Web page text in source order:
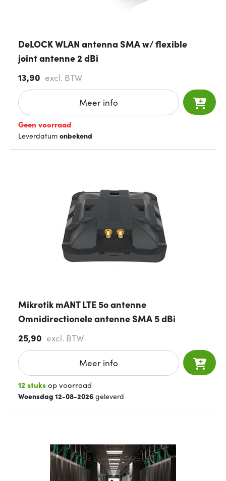
DeLOCK WLAN antenna SMA w/ flexible
joint antenne 2 dBi
13,90 excl. BTW
Meer info
Geen voorraad
Leverdatum onbekend
Mikrotik mANT LTE 5o antenne
Omnidirectionele antenne SMA 5 dBi
25,90 excl. BTW
Meer info
12 stuksop voorraad
Woensdag 12-08-2026 geleverd